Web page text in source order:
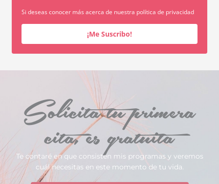
Si deseas conocer más acerca de nuestra política de privacidad
¡Me Suscribo!
Solicita tu primera
cita, es gratuita
Te contaré en que consisten mis programas y veremos
cuál necesitas en este momento de tu vida.